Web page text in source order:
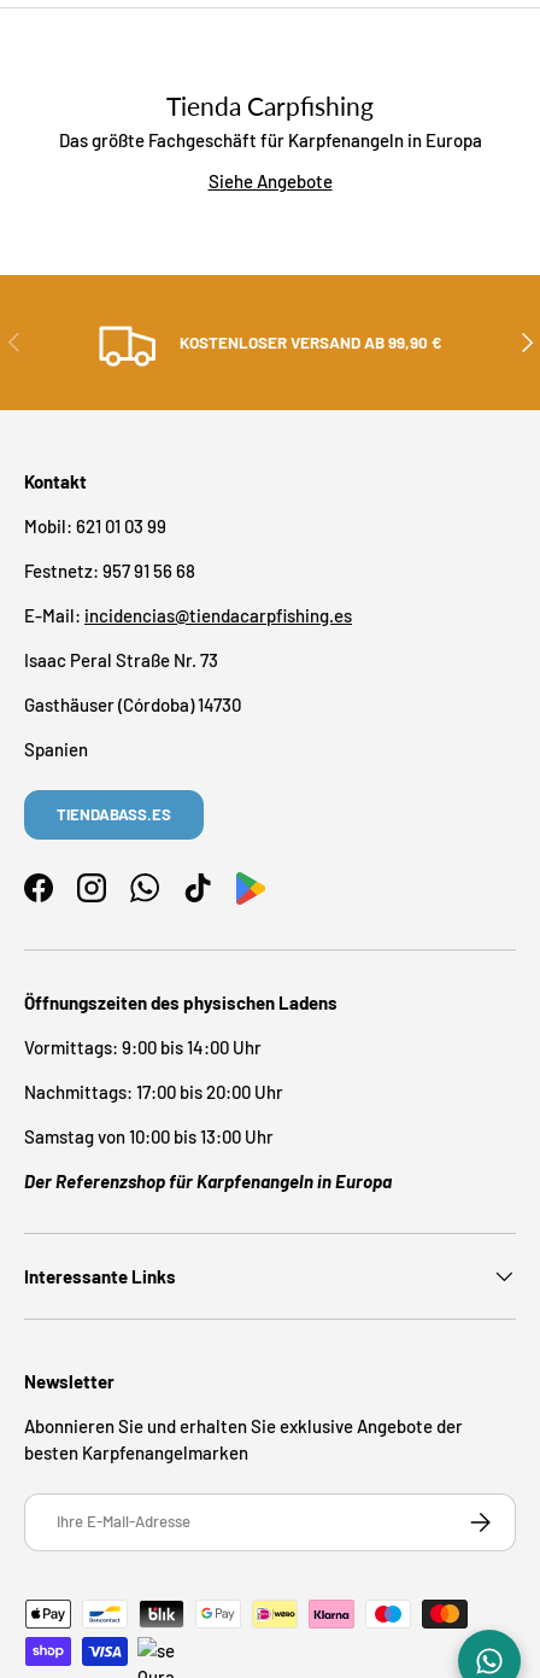
Tienda Carpfishing
Das größte Fachgeschäft für Karpfenangeln in Europa
Siehe Angebote
ZURÜCK KOSTENLOSER VERSAND AB 99,90 €
Kontakt
Mobil: 621 01 03 99
Festnetz: 957 91 56 68
E-Mail: incidencias@tiendacarpfishing.es
Isaac Peral Straße Nr. 73
Gasthäuser (Córdoba) 14730
Spanien
TIENDABASS.ES
FacebookInstagramWhatsAppTikTok
Öffnungszeiten des physischen Ladens
Vormittags: 9:00 bis 14:00 Uhr
Nachmittags: 17:00 bis 20:00 Uhr
Samstag von 10:00 bis 13:00 Uhr
Der Referenzshop für Karpfenangeln in Europa
Interessante Links
Newsletter
Abonnieren Sie und erhalten Sie exklusive Angebote der
besten Karpfenangelmarken
E-Mail
Zahlungsmethoden